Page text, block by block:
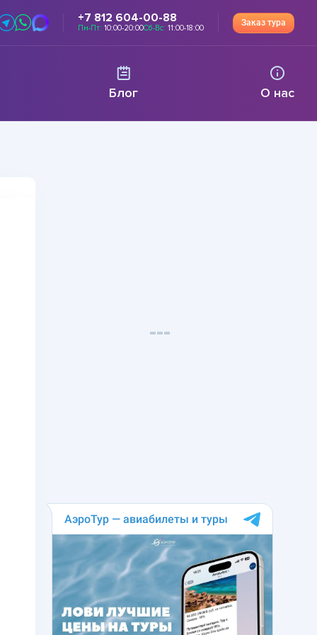
+7 812 604-00-88
Пн-Пт: 10:00-20:00Сб-Вс: 11:00-18:00
Заказ тура
Блог О нас